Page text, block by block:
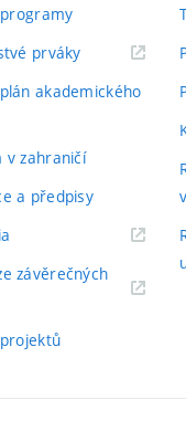
prváky
akademického
v zahraničí
a předpisy
závěrečných